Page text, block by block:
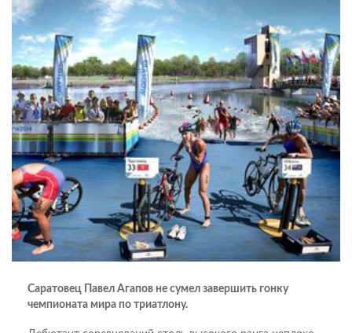
Саратовец Павел Агапов не сумел завершить гонку
чемпионата мира по триатлону.